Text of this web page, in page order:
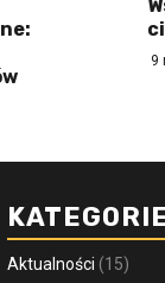
9
Aktualności (15)